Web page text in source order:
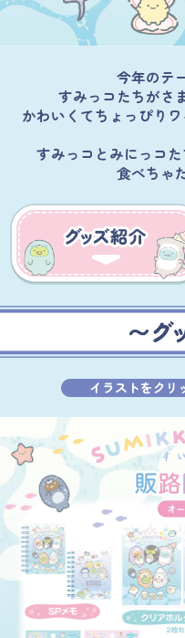
今年のテ
すみっコたちがさ
かわいくてちょっぴり
すみっコとみにっコ
食べちゃ